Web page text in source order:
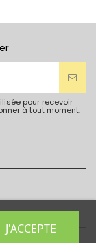
pour recevoir
à tout moment.
J'ACCEPTE